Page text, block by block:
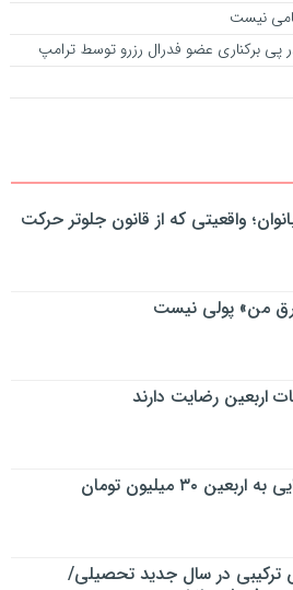
نیست
پی برکناری عضو فدرال رزرو توسط ترامپ
واقعیتی که از قانون جلوتر حرکت
من» پولی نیست
اربعین رضایت دارند
۳۰ میلیون تومان
ترکیبی در سال جدید تحصیلی/